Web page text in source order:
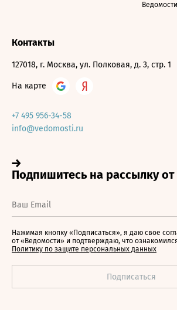
Контакты
127018, г. Москва, ул. Полковая, д. 3, стр. 1
На карте
+7 495 956-34-58
info@vedomosti.ru
Нажимая кнопку «Подписаться», я даю свое
от «Ведомости» и подтверждаю, что
Политику по защите персональных данных